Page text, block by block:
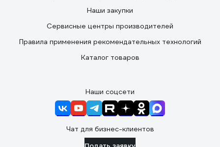
Наши закупки
Сервисные центры производителей
Правила применения рекомендательных технологий
Каталог товаров
Наши соцсети
Чат для бизнес-клиентов